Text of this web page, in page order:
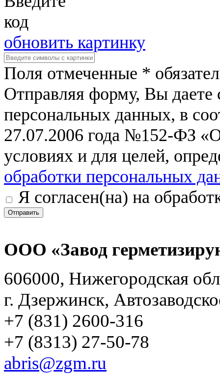
обновить картинку
Поля отмеченные *
Отправляя форму, Вы даете
персональных данных, в
27.07.2006 года №152-ФЗ
условиях и для целей,
обработки персональных
Я согласен(на) на
Отправить
ООО «Завод
606000, Нижегородская
г. Дзержинск,
+7 (831) 2600-316
+7 (8313) 27-50-78
abris@zgm.ru